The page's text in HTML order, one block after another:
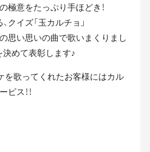
極意をたっぷり手ほどき！
クイズ「玉カルチョ」
思い思いの曲で歌いまくりまし
決めて表彰します♪
を歌ってくれたお客様にはカル
ス！！